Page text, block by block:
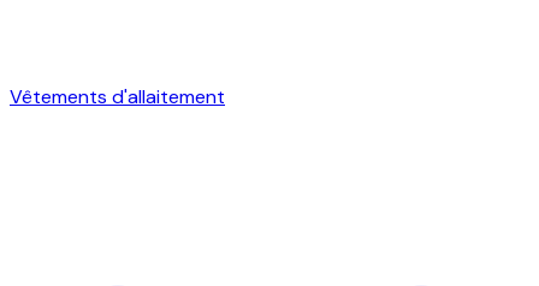
Vêtements d'allaitement